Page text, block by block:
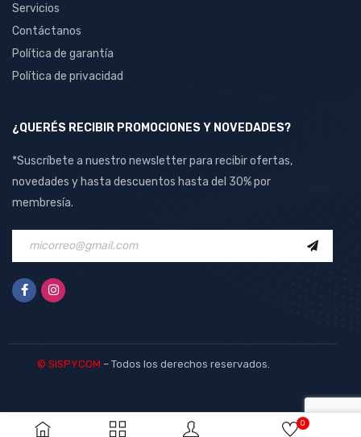
0
Servicios
Contáctanos
Política de garantía
Política de privacidad
¿QUERÉS RECIBIR PROMOCIONES Y NOVEDADES?
*Suscríbete a nuestro newsletter para recibir ofertas,
novedades y hasta descuentos hasta del 30% por
membresía.
© SISPYCOM – Todos los derechos reservados.